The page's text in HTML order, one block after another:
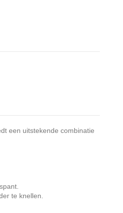
een uitstekende combinatie
te knellen.